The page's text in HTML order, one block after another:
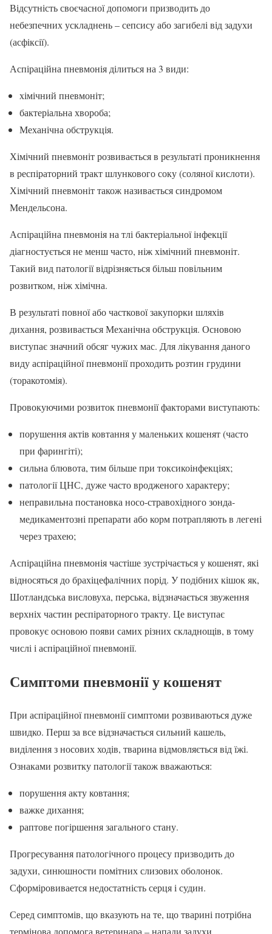
Відсутність своєчасної допомоги призводить до
небезпечних ускладнень – сепсису або загибелі від задухи
(асфіксії).
Аспіраційна пневмонія ділиться на 3 види:
хімічний пневмоніт;
бактеріальна хвороба;
Механічна обструкція.
Хімічний пневмоніт розвивається в результаті проникнення
в респіраторний тракт шлункового соку (соляної кислоти).
Хімічний пневмоніт також називається синдромом
Мендельсона.
Аспіраційна пневмонія на тлі бактеріальної інфекції
діагностується не менш часто, ніж хімічний пневмоніт.
Такий вид патології відрізняється більш повільним
розвитком, ніж хімічна.
В результаті повної або часткової закупорки шляхів
дихання, розвивається Механічна обструкція. Основою
виступає значний обсяг чужих мас. Для лікування даного
виду аспіраційної пневмонії проходить розтин грудини
(торакотомія).
Провокуючими розвиток пневмонії факторами виступають:
порушення актів ковтання у маленьких кошенят (часто
при фарингіті);
сильна блювота, тим більше при токсикоінфекціях;
патології ЦНС, дуже часто вродженого характеру;
неправильна постановка носо-стравохідного зонда-
медикаментозні препарати або корм потрапляють в легені
через трахею;
Аспіраційна пневмонія частіше зустрічається у кошенят, які
відносяться до брахіцефалічних порід. У подібних кішок як,
Шотландська висловуха, перська, відзначається звуження
верхніх частин респіраторного тракту. Це виступає
провокує основою появи самих різних складнощів, в тому
числі і аспіраційної пневмонії.
Симптоми пневмонії у кошенят
При аспіраційної пневмонії симптоми розвиваються дуже
швидко. Перш за все відзначається сильний кашель,
виділення з носових ходів, тварина відмовляється від їжі.
Ознаками розвитку патології також вважаються:
порушення акту ковтання;
важке дихання;
раптове погіршення загального стану.
Прогресування патологічного процесу призводить до
задухи, синюшности помітних слизових оболонок.
Сформіровивается недостатність серця і судин.
Серед симптомів, що вказують на те, що тварині потрібна
термінова допомога ветеринара – напади задухи,